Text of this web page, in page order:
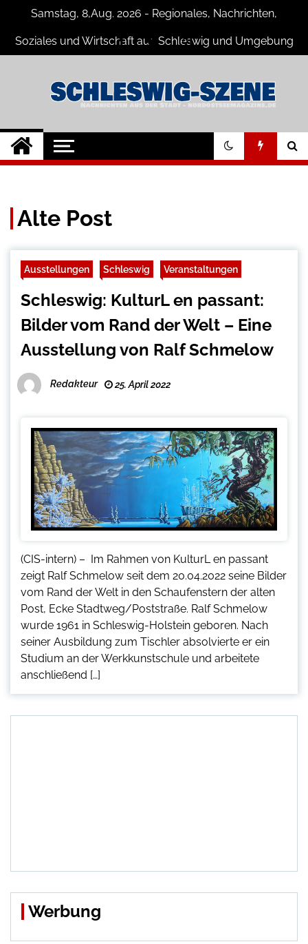
content
Samstag, 8,Aug. 2026 - Regionales, Nachrichten,
Soziales und Wirtschaft aus Schleswig und Umgebung
Schleswig Szene
Neuigkeiten und Nachrichten aus
Schleswig und Umgebung
Alte Post
Ausstellungen Schleswig Veranstaltungen
Schleswig: KulturL en passant:
Bilder vom Rand der Welt – Eine
Ausstellung von Ralf Schmelow
Redakteur 25. April 2022
(CIS-intern) – Im Rahmen von KulturL en passant
zeigt Ralf Schmelow seit dem 20.04.2022 seine Bilder
vom Rand der Welt in den Schaufenstern der alten
Post, Ecke Stadtweg/Poststraße. Ralf Schmelow
wurde 1961 in Schleswig-Holstein geboren. Nach
seiner Ausbildung zum Tischler absolvierte er ein
Studium an der Werkkunstschule und arbeitete
anschließend […]
Werbung